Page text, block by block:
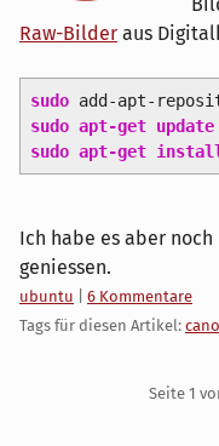
Raw-Bilder aus
sudoadd-apt-
sudo apt-get update
sudo apt-get
Ich habe es aber
geniessen.
Kategorien:
ubuntu
6 Kommentare
Tags für diesen Artikel:
Seite 1